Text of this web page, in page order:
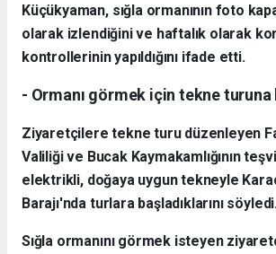
Küçükyaman, sığla ormanının foto
olarak izlendiğini ve haftalık olarak
kontrollerinin yapıldığını ifade etti.
- Ormanı görmek için tekne turuna
Ziyaretçilere tekne turu düzenleyen
Valiliği ve Bucak Kaymakamlığının
elektrikli, doğaya uygun tekneyle
Barajı'nda turlara başladıklarını
Sığla ormanını görmek isteyen